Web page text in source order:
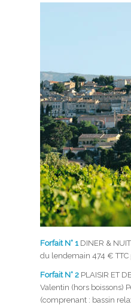
Forfait N° 1DINER &
du lendemain 474 € TTC
Forfait N° 2 PLAISIR ET
Valentin (hors boissons)
(comprenant : bassin